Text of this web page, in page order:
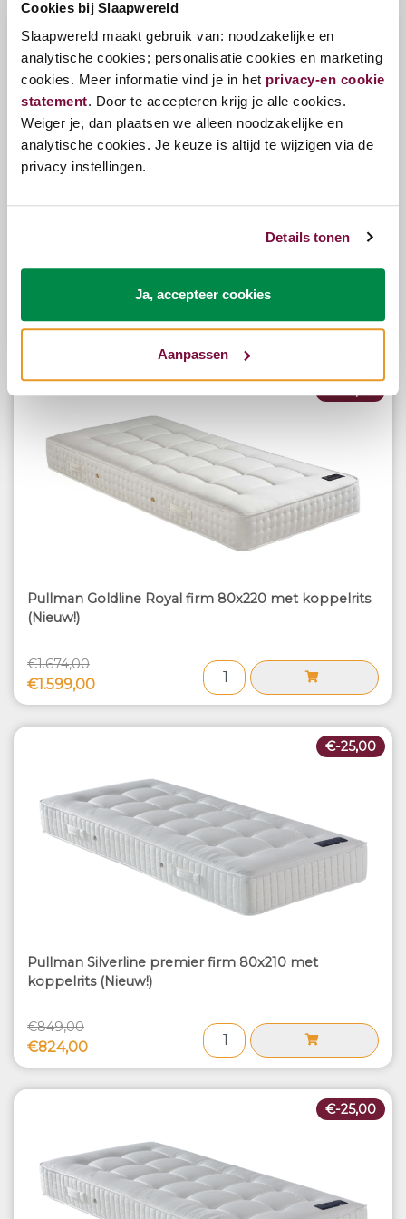
Cookies bij Slaapwereld
Slaapwereld maakt gebruik van: noodzakelijke en
analytische cookies; personalisatie cookies en marketing
cookies. Meer informatie vind je in het privacy-en cookie
statement. Door te accepteren krijg je alle cookies.
Weiger je, dan plaatsen we alleen noodzakelijke en
analytische cookies. Je keuze is altijd te wijzigen via de
privacy instellingen.
Details tonen
Ja, accepteer cookies
Aanpassen
Pullman Silverline Master Standard 80x220 met
€1.370,00
€-75,00
Pullman Goldline Royal firm 80x220 met koppelrits
(Nieuw!)
€1.674,00
€1.599,00
€-25,00
Pullman Silverline premier firm 80x210 met
koppelrits (Nieuw!)
€849,00
€824,00
€-25,00